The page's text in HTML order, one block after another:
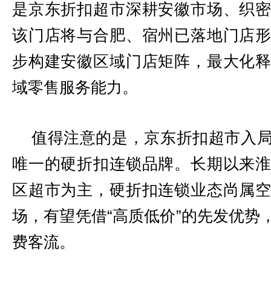
是京东折扣超市深耕安徽市场、织
该门店将与合肥、宿州已落地门店
步构建安徽区域门店矩阵，最大化
域零售服务能力。
值得注意的是，京东折扣超市入
唯一的硬折扣连锁品牌。长期以来
区超市为主，硬折扣连锁业态尚属
场，有望凭借“高质低价”的先发优
费客流。